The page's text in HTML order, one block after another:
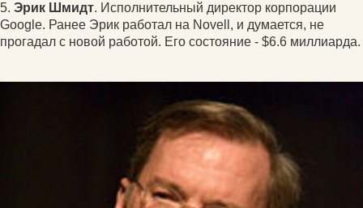
5. Эрик Шмидт. Исполнительный директор корпорации
Google. Ранее Эрик работал на Novell, и думается, не
прогадал с новой работой. Его состояние - $6.6 миллиарда.